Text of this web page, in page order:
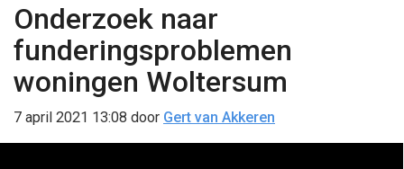
Onderzoek naar
funderingsproblemen
woningen Woltersum
7 april 2021 13:08 door Gert van Akkeren